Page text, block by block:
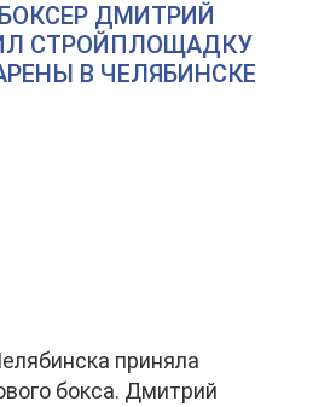
ДМИТРИЙ
СТРОЙПЛОЩАДКУ
В ЧЕЛЯБИНСКЕ
приняла
бокса. Дмитрий